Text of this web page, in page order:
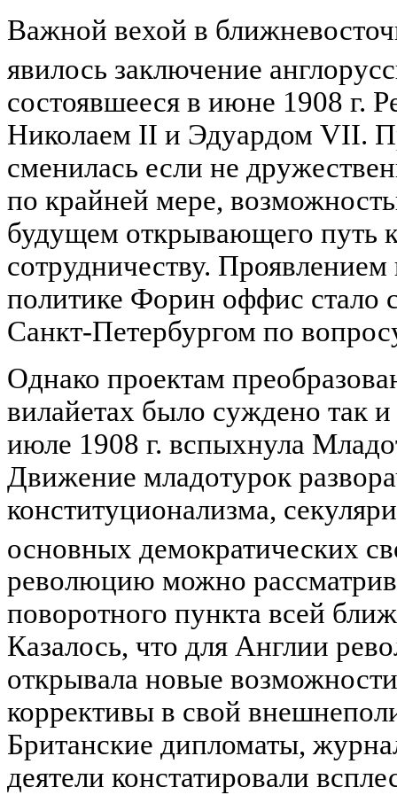
Важной вехой в
явилось заключение
состоявшееся в июне 1908 г.
Николаем II и Эдуардом VII.
сменилась если не
по крайней мере,
будущем открывающего путь
сотрудничеству.
политике Форин оффис стало
Санкт-Петербургом по
Однако проектам
вилайетах было суждено так и
июле 1908 г. вспыхнула
Движение младотурок
конституционализма,
основных демократических
революцию можно
поворотного пункта всей
Казалось, что для Англии
открывала новые
коррективы в свой
Британские дипломаты,
деятели констатировали